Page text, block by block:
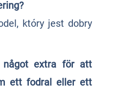
który jest dobry
något extra för att
ett fodral eller ett